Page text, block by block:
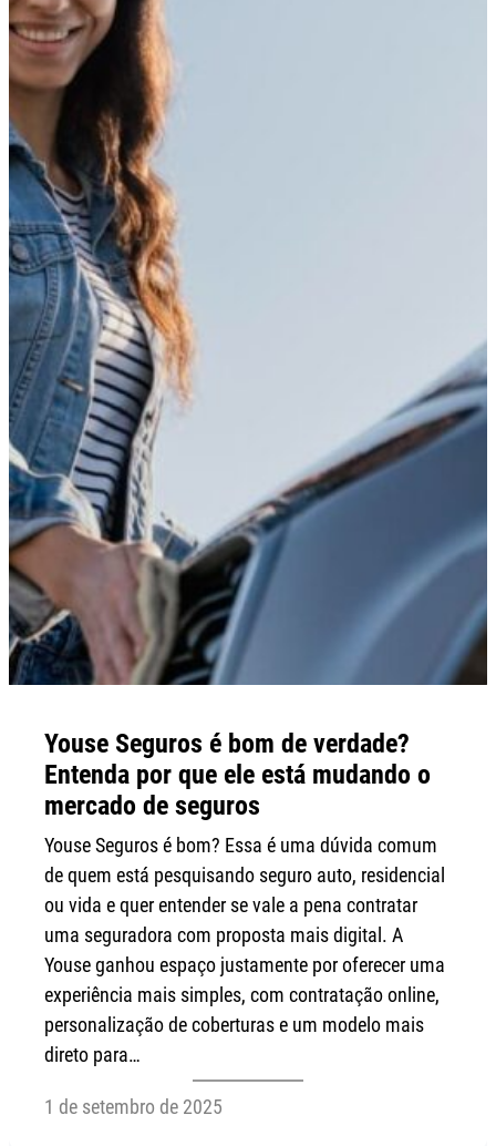
Youse Seguros é bom de verdade?
Entenda por que ele está mudando o
mercado de seguros
Youse Seguros é bom? Essa é uma dúvida comum
de quem está pesquisando seguro auto, residencial
ou vida e quer entender se vale a pena contratar
uma seguradora com proposta mais digital. A
Youse ganhou espaço justamente por oferecer uma
experiência mais simples, com contratação online,
personalização de coberturas e um modelo mais
direto para…
1 de setembro de 2025